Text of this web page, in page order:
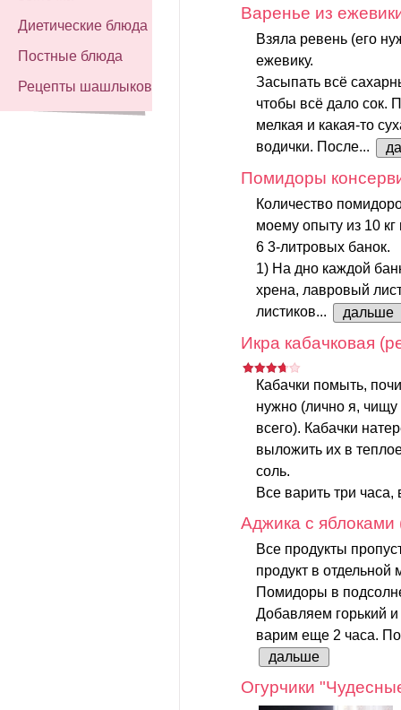
Диетические блюда
Постные блюда
Рецепты шашлыков
Варенье из
Взяла ревень (его
ежевику.
Засыпать всё
чтобы всё дало сок.
мелкая и какая-то
водички. После...
Помидоры
Количество
моему опыту из 10
6 3-литровых банок.
1) На дно каждой
хрена, лавровый
листиков...
дальше
Икра кабачковая
Кабачки помыть,
нужно (лично я, чищу
всего). Кабачки
выложить их в
соль.
Все варить три
Аджика с
Все продукты
продукт в отдельной
Помидоры в
Добавляем горький
варим еще 2 часа.
дальше
Огурчики